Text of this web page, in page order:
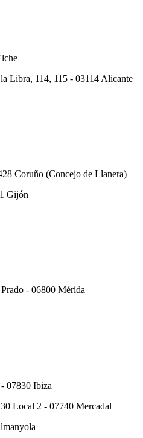
Libra, 114, 115 - 03114 Alicante
Coruño (Concejo de Llanera)
Gijón
- 06800 Mérida
07830 Ibiza
Local 2 - 07740 Mercadal